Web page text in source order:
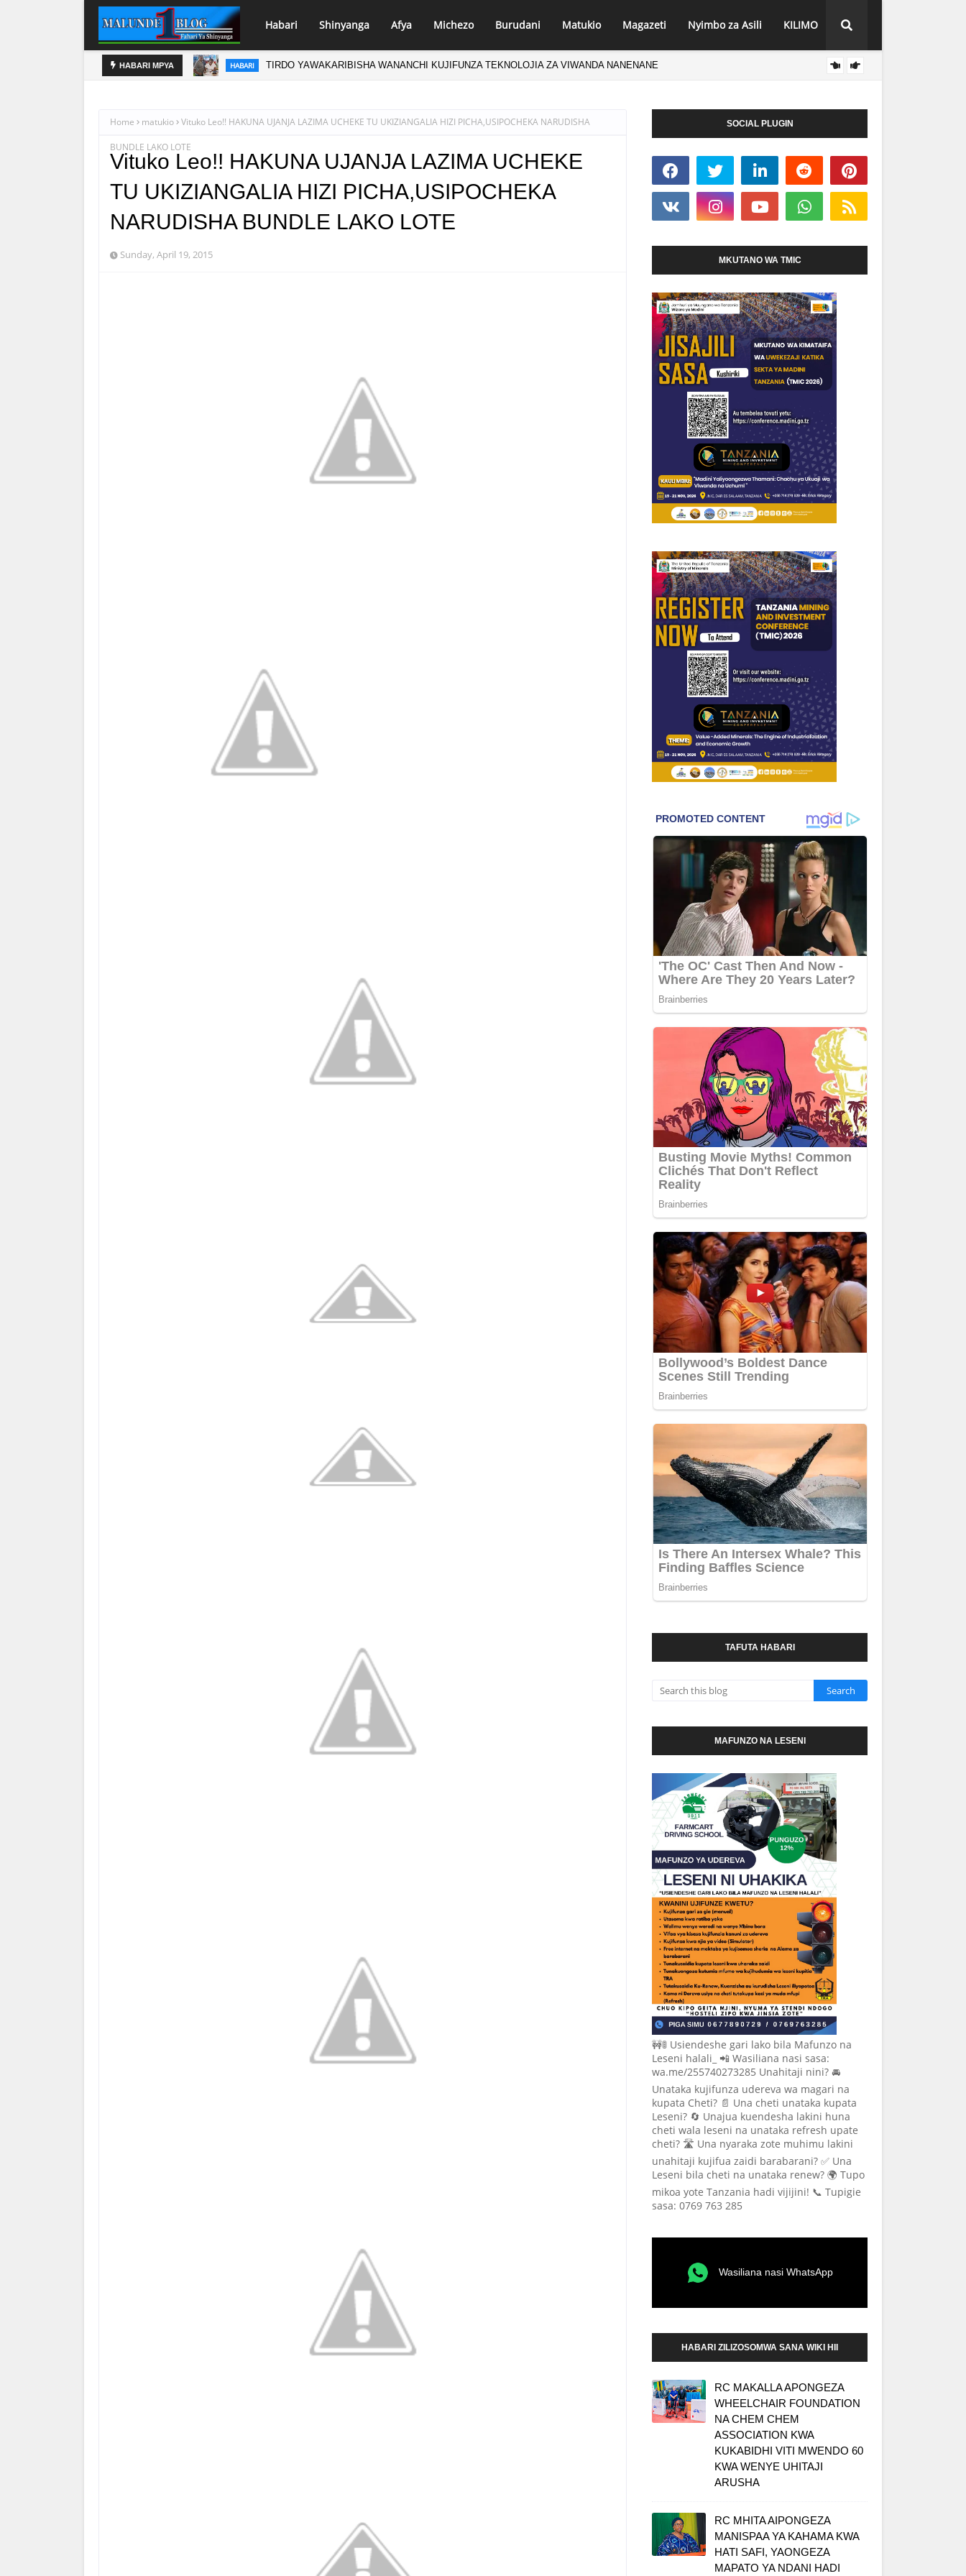
Habari Shinyanga Afya Michezo Burudani Matukio Magazeti Nyimbo za Asili KILIMO
HABARI MPYA HABARI TIRDO YAWAKARIBISHA WANANCHI KUJIFUNZA TEKNOLOJIA ZA VIWANDA NANENANE
Home matukio Vituko Leo!! HAKUNA UJANJA LAZIMA UCHEKE TU UKIZIANGALIA HIZI PICHA,USIPOCHEKA NARUDISHA
BUNDLE LAKO LOTE
Vituko Leo!! HAKUNA UJANJA LAZIMA UCHEKE
TU UKIZIANGALIA HIZI PICHA,USIPOCHEKA
NARUDISHA BUNDLE LAKO LOTE
Sunday, April 19, 2015
SOCIAL PLUGIN
MKUTANO WA TMIC
TAFUTA HABARI
MAFUNZO NA LESENI
🚧🚦 Usiendeshe gari lako bila Mafunzo na
Leseni halali_ 📲 Wasiliana nasi sasa:
wa.me/255740273285 Unahitaji nini? 🚘
Unataka kujifunza udereva wa magari na
kupata Cheti? 📄 Una cheti unataka kupata
Leseni? 🔄 Unajua kuendesha lakini huna
cheti wala leseni na unataka refresh upate
cheti? 🛣️ Una nyaraka zote muhimu lakini
unahitaji kujifua zaidi barabarani? ✅ Una
Leseni bila cheti na unataka renew? 🌍 Tupo
mikoa yote Tanzania hadi vijijini! 📞 Tupigie
sasa: 0769 763 285
Wasiliana nasi WhatsApp
HABARI ZILIZOSOMWA SANA WIKI HII
RC MAKALLA APONGEZA
WHEELCHAIR FOUNDATION
NA CHEM CHEM
ASSOCIATION KWA
KUKABIDHI VITI MWENDO 60
KWA WENYE UHITAJI
ARUSHA
RC MHITA AIPONGEZA
MANISPAA YA KAHAMA KWA
HATI SAFI, YAONGEZA
MAPATO YA NDANI HADI